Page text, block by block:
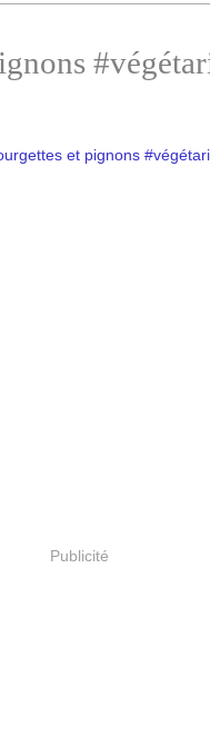
Publicité